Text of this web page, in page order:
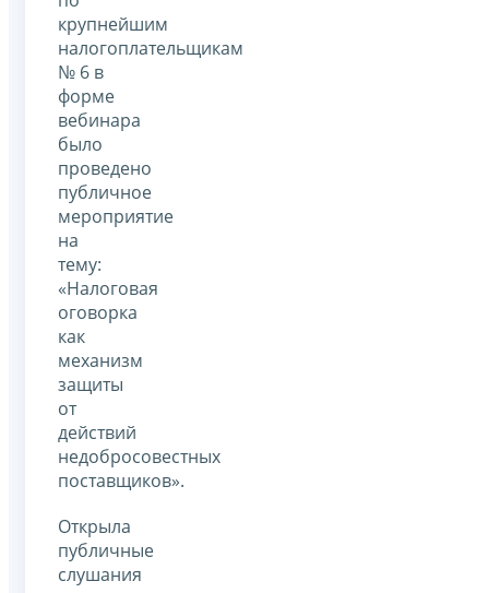
крупнейшим
налогоплательщикам
№ 6 в
форме
вебинара
было
проведено
публичное
мероприятие
на
тему:
«Налоговая
оговорка
как
механизм
защиты
от
действий
недобросовестных
поставщиков».
Открыла
публичные
слушания